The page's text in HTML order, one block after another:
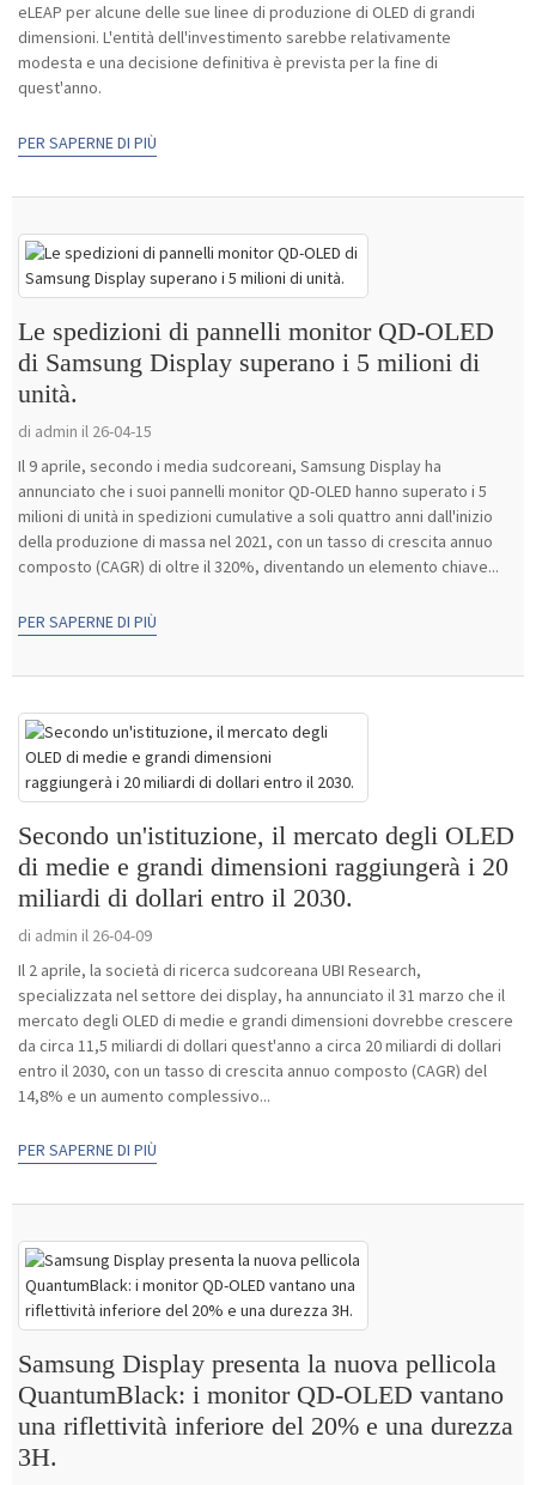
eLEAP per alcune delle sue linee di produzione di OLED di grandi
dimensioni. L'entità dell'investimento sarebbe relativamente
modesta e una decisione definitiva è prevista per la fine di
quest'anno.
PER SAPERNE DI PIÙ
Le spedizioni di pannelli monitor QD-OLED
di Samsung Display superano i 5 milioni di
unità.
di admin il 26-04-15
Il 9 aprile, secondo i media sudcoreani, Samsung Display ha
annunciato che i suoi pannelli monitor QD-OLED hanno superato i 5
milioni di unità in spedizioni cumulative a soli quattro anni dall'inizio
della produzione di massa nel 2021, con un tasso di crescita annuo
composto (CAGR) di oltre il 320%, diventando un elemento chiave...
PER SAPERNE DI PIÙ
Secondo un'istituzione, il mercato degli OLED
di medie e grandi dimensioni raggiungerà i 20
miliardi di dollari entro il 2030.
di admin il 26-04-09
Il 2 aprile, la società di ricerca sudcoreana UBI Research,
specializzata nel settore dei display, ha annunciato il 31 marzo che il
mercato degli OLED di medie e grandi dimensioni dovrebbe crescere
da circa 11,5 miliardi di dollari quest'anno a circa 20 miliardi di dollari
entro il 2030, con un tasso di crescita annuo composto (CAGR) del
14,8% e un aumento complessivo...
PER SAPERNE DI PIÙ
Samsung Display presenta la nuova pellicola
QuantumBlack: i monitor QD-OLED vantano
una riflettività inferiore del 20% e una durezza
3H.